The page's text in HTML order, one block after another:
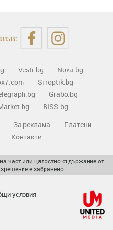
Vesti.bg
Nova.bg
Sinoptik.bg
Grabo.bg
BISS.bg
За реклама
Платени
Контакти
част или цялостно съдържание от
е забранено.
условия